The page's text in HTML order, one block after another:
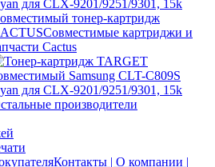
тонер-картридж
Совместимые картриджи и
Cactus
производители
Контакты | О компании |